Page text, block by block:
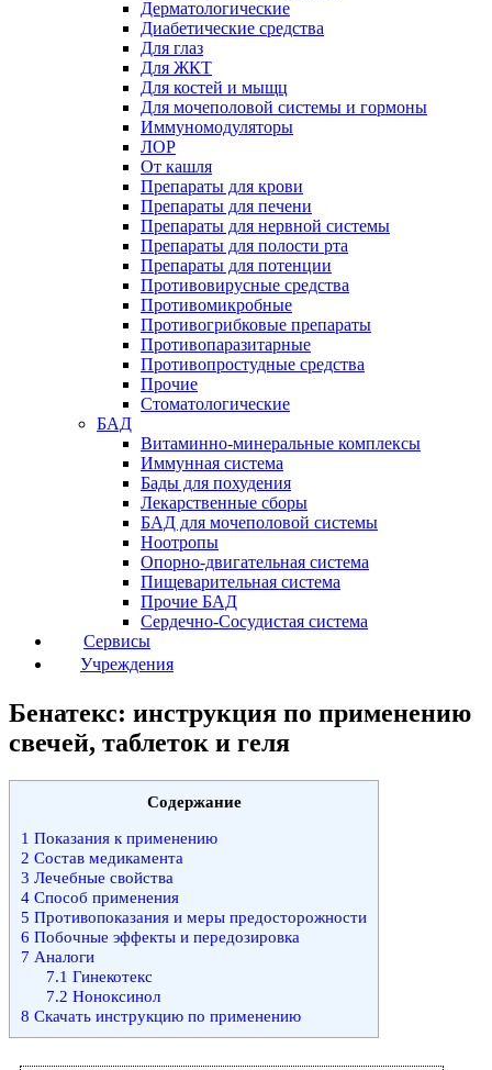
Дерматологические
Диабетические средства
Для глаз
Для ЖКТ
Для костей и мыщц
Для мочеполовой системы и гормоны
Иммуномодуляторы
ЛОР
От кашля
Препараты для крови
Препараты для печени
Препараты для нервной системы
Препараты для полости рта
Препараты для потенции
Противовирусные средства
Противомикробные
Противогрибковые препараты
Противопаразитарные
Противопростудные средства
Прочие
Стоматологические
БАД
Витаминно-минеральные комплексы
Иммунная система
Бады для похудения
Лекарственные сборы
БАД для мочеполовой системы
Ноотропы
Опорно-двигательная система
Пищеварительная система
Прочие БАД
Сердечно-Сосудистая система
Сервисы
Учреждения
Бенатекс: инструкция по применению
свечей, таблеток и геля
Содержание
1 Показания к применению
2 Состав медикамента
3 Лечебные свойства
4 Способ применения
5 Противопоказания и меры предосторожности
6 Побочные эффекты и передозировка
7 Аналоги
7.1 Гинекотекс
7.2 Ноноксинол
8 Скачать инструкцию по применению